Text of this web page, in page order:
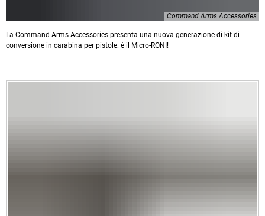
Command Arms Accessories
La Command Arms Accessories presenta una nuova generazione di kit di
conversione in carabina per pistole: è il Micro-RONI!